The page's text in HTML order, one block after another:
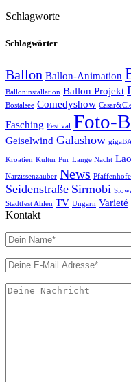
Schlagworte
Schlagwörter
Ballon Ballon-Animation
Balloninstallation Ballon Projekt
Bostalsee Comedyshow
Fasching Festival Foto-
Geiselwind Galashow
Kroatien Kultur Pur Lange Nacht
Narzissenzauber News
Seidenstraße Sirmobi
Stadtfest Ahlen TV Ungarn Varieté
Kontakt